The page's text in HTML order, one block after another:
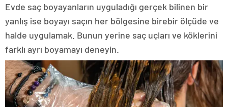
Evde saç boyayanların uyguladığı gerçek bilinen bir
yanlış ise boyayı saçın her bölgesine birebir ölçüde ve
halde uygulamak. Bunun yerine saç uçları ve köklerini
farklı ayrı boyamayı deneyin.